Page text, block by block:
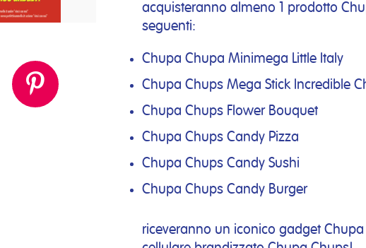
acquisteranno almeno 1 prodotto
seguenti:
Chupa Chupa Minimega Little Italy
Chupa Chups Mega Stick Incredible
Chupa Chups Flower Bouquet
Chupa Chups Candy Pizza
Chupa Chups Candy Sushi
Chupa Chups Candy Burger
riceveranno un iconico gadget